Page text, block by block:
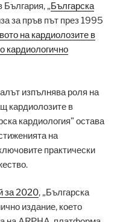
България, „Българска
за пръв път през 1995
на кардиолозите в
кардиологично
изпълнява роля на
кардиолозите в
кардиология” остава
на
практически
за 2020, „Българска
издание, което